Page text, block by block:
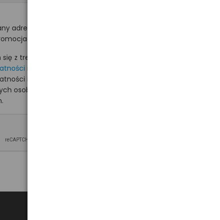
adres e-mail
na hurt.com.pl.
z treścią i akceptuję
i wyrażam zgodę
osobowych na